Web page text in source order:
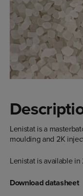
Lenistat is a
moulding and 2K
Lenistat is available in
Download datasheet